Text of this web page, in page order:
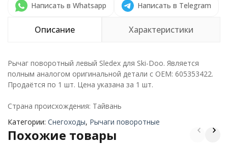
Написать в Whatsapp Написать в Telegram
Описание Характеристики
Рычаг поворотный левый Sledex для Ski-Doo. Является
полным аналогом оригинальной детали с ОЕМ: 605353422.
Продаётся по 1 шт. Цена указана за 1 шт.
Страна происхождения: Тайвань
Категории: Снегоходы, Рычаги поворотные
Похожие товары